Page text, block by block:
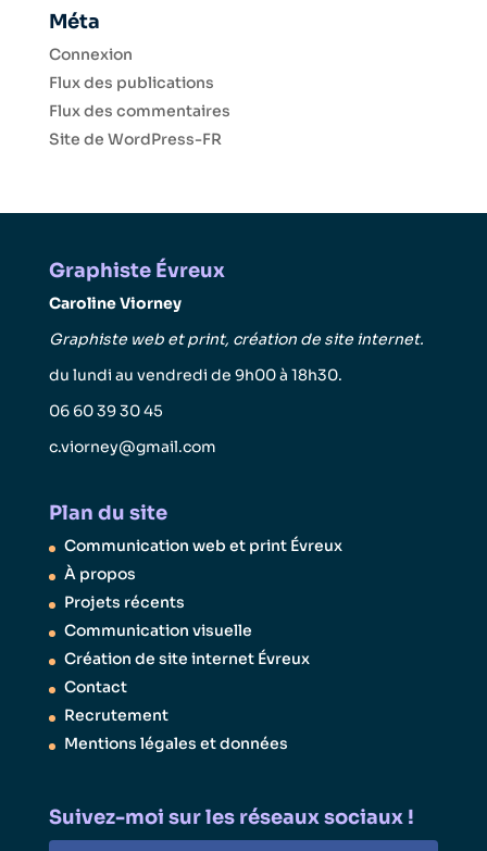
Méta
Connexion
Flux des publications
Flux des commentaires
Site de WordPress-FR
Graphiste Évreux
Caroline Viorney
Graphiste web et print, création de site internet.
du lundi au vendredi de 9h00 à 18h30.
06 60 39 30 45
c.viorney@gmail.com
Plan du site
Communication web et print Évreux
À propos
Projets récents
Communication visuelle
Création de site internet Évreux
Contact
Recrutement
Mentions légales et données
Suivez-moi sur les réseaux sociaux !